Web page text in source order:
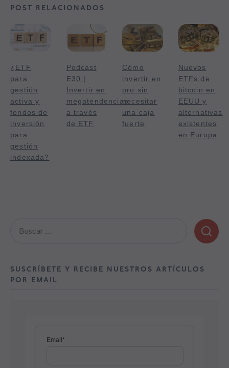
POST RELACIONADOS
¿ETF
para
gestión
activa y
fondos de
inversión
para
gestión
indexada?
Podcast
E30 |
Invertir en
megatendencias
a través
de ETF
Cómo
invertir en
oro sin
necesitar
una caja
fuerte
Nuevos
ETFs de
bitcoin en
EEUU y
alternativas
existentes
en Europa
SUSCRÍBETE Y RECIBE NUESTROS ARTÍCULOS
POR EMAIL